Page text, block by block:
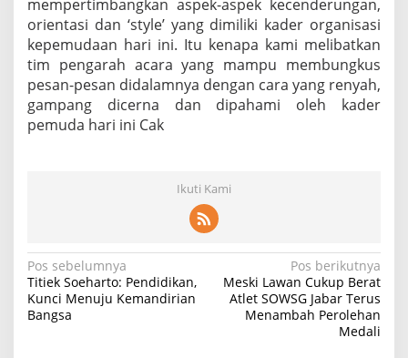
mempertimbangkan aspek-aspek kecenderungan,
orientasi dan ‘style’ yang dimiliki kader organisasi
kepemudaan hari ini. Itu kenapa kami melibatkan
tim pengarah acara yang mampu membungkus
pesan-pesan didalamnya dengan cara yang renyah,
gampang dicerna dan dipahami oleh kader
pemuda hari ini Cak
Ikuti Kami
N
a
v
Pos sebelumnya
Titiek Soeharto: Pendidikan,
Kunci Menuju Kemandirian
Bangsa
Pos berikutnya
Meski Lawan Cukup Berat
Atlet SOWSG Jabar Terus
Menambah Perolehan
Medali